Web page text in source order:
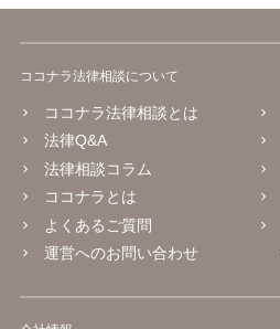
ココナラ法律相談について
ココナラ法律相談とは
法律Q&A
法律相談コラム
ココナラとは
よくあるご質問
運営へのお問い合わせ